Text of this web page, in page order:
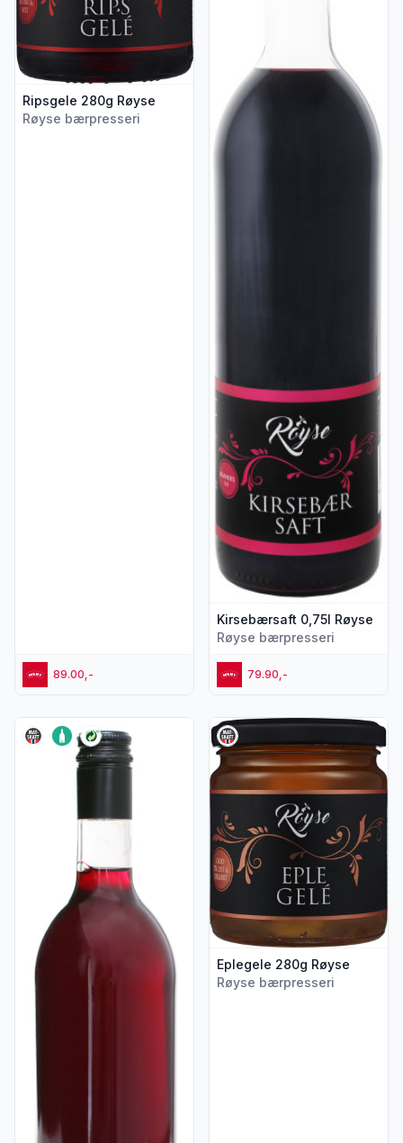
Ripsgele 280g Røyse
Røyse bærpresseri
89.00,-
Kirsebærsaft 0,75l Røyse
Røyse bærpresseri
79.90,-
Vis flere detaljer for produktet "Bringebærsaft 0,75l Røyse"
Eplegele 280g Røyse
Røyse bærpresseri
Vis flere detaljer for